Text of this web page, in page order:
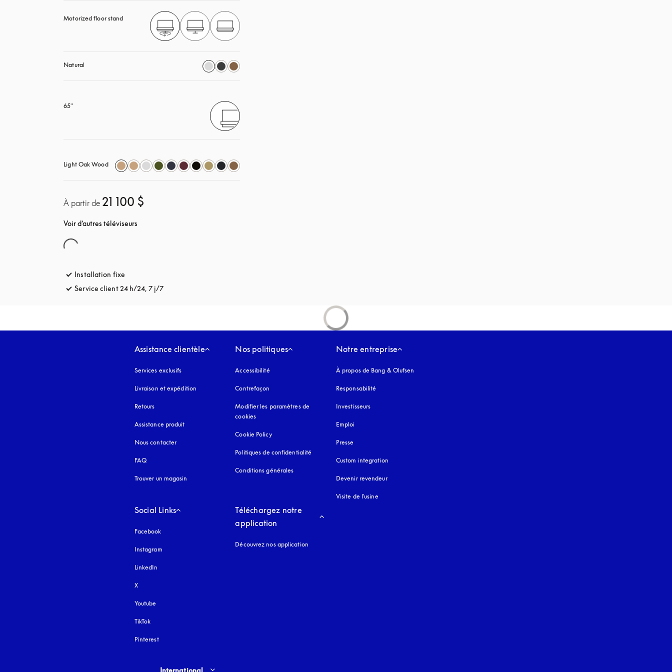
Motorized floor stand
Natural
65"
Light Oak Wood
À partir de 21 100 $
Voir d’autres téléviseurs
Installation fixe
Service client 24 h/24, 7 j/7
Assistance clientèle
Services exclusifs
Livraison et expédition
Retours
Assistance produit
Nous contacter
FAQ
Trouver un magasin
Nos politiques
Accessibilité s’ouvre dans un nouvel onglet
Contrefaçon s’ouvre dans un nouvel onglet
Modifier les paramètres de
cookies
Cookie Policys’ouvre dans un nouvel onglet
Politiques de confidentialité
Conditions générales
Notre entreprise
À propos de Bang & Olufsen
Responsabilité
Investisseurs
Emploi
Presse
Custom integration
Devenir revendeur
Visite de l'usine
Social Links
Facebook
Instagram
LinkedIn
X
Youtube
TikTok
Pinterest
Téléchargez notre
application
Découvrez nos application
Select country and language
International